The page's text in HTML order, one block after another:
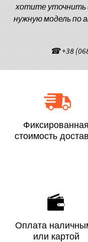
хотите уточнить
нужную модель по
☎ +38 (068)
Фиксированная
стоимость
Оплата
или картой